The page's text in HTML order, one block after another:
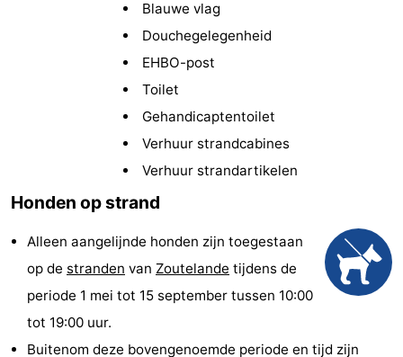
doen
Galeries
-
Blauwe vlag
Douchegelegenheid
EHBO-post
Toilet
Gehandicaptentoilet
Verhuur strandcabines
Verhuur strandartikelen
Honden op strand
Alleen aangelijnde honden zijn toegestaan
op de stranden van Zoutelande tijdens de
periode 1 mei tot 15 september tussen 10:00
tot 19:00 uur.
Buitenom deze bovengenoemde periode en tijd zijn